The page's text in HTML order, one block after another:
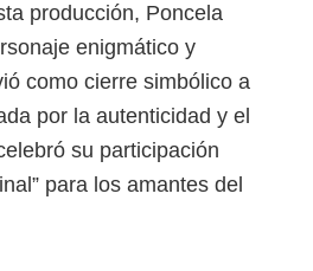
producción, Poncela
enigmático y
como cierre simbólico a
por la autenticidad y el
su participación
para los amantes del